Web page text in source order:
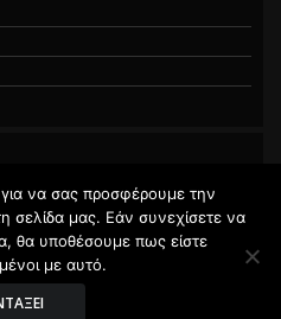
· Με την επιφύλαξη κάθε νόμιμου
by
να σας προσφέρουμε την
σελίδα μας. Εάν συνεχίσετε να
θα υποθέσουμε πως είστε
με αυτό.